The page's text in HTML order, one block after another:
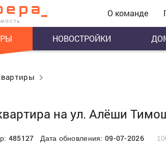
О команде
НОВОСТРОЙКИ
на ул. Алёши
485127 Дата обновления: 09-07-2026